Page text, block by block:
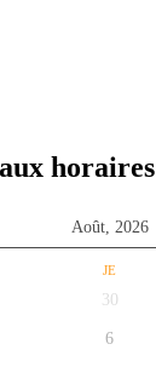
horaires
Août, 2026
JE
30
6